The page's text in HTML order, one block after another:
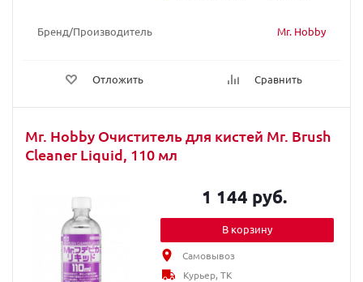
Бренд/Производитель Mr. Hobby
Отложить Сравнить
Mr. Hobby Очиститель для кистей Mr. Brush
Cleaner Liquid, 110 мл
1 144 руб.
В корзину
Самовывоз
Курьер, ТК